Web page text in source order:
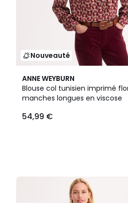
Nouveauté
ANNE WEYBURN
Blouse col tunisien imprimé
manches longues en viscose
54,99 €